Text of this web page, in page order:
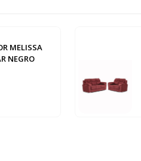
MELISSA
NEGRO